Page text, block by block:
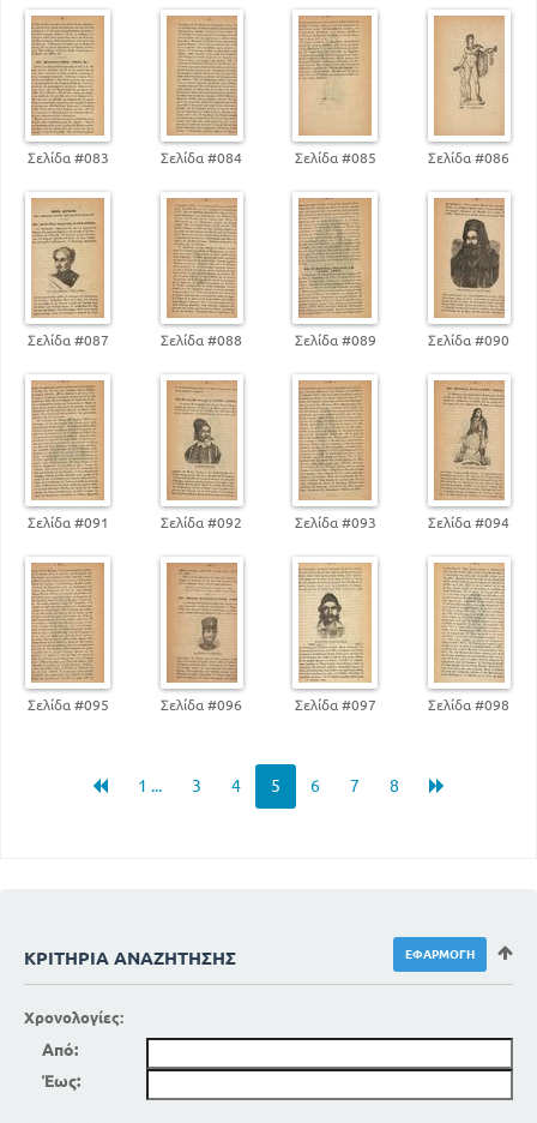
Σελίδα #083 Σελίδα #084 Σελίδα #085 Σελίδα #086
Σελίδα #087 Σελίδα #088 Σελίδα #089 Σελίδα #090
Σελίδα #091 Σελίδα #092 Σελίδα #093 Σελίδα #094
Σελίδα #095 Σελίδα #096 Σελίδα #097 Σελίδα #098
1 ... 3 4 5 6 7 8
ΚΡΙΤΉΡΙΑ ΑΝΑΖΉΤΗΣΗΣ
Χρονολογίες:
Από:
Έως: